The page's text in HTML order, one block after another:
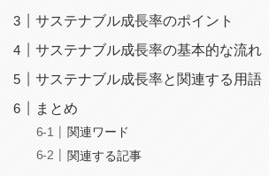
サステナブル成長率のポイント
サステナブル成長率の基本的な流れ
サステナブル成長率と関連する用語
まとめ
関連ワード
関連する記事